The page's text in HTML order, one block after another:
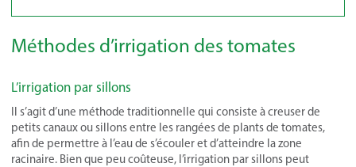
Méthodes d’irrigation des tomates
L’irrigation par sillons
Il s’agit d’une méthode traditionnelle qui consiste à creuser de
petits canaux ou sillons entre les rangées de plants de tomates,
afin de permettre à l’eau de s’écouler et d’atteindre la zone
racinaire. Bien que peu coûteuse, l’irrigation par sillons peut